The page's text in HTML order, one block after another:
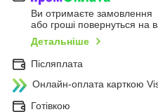
Ви отримаєте замовлення
або гроші повернуться на
Детальніше
Післяплата
Онлайн-оплата карткою
Готівкою